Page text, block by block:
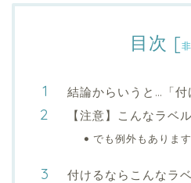
目次 [
結論からいうと…「付
【注意】こんなラベ
でも例外もあります
付けるならこんなラ